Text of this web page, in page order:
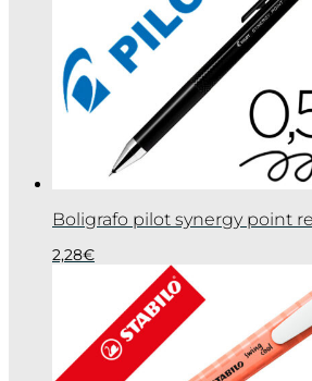
Boligrafo pilot synergy point
2,28€